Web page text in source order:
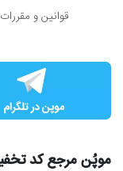
قوانین و مقررات
موپُن مرجع کد